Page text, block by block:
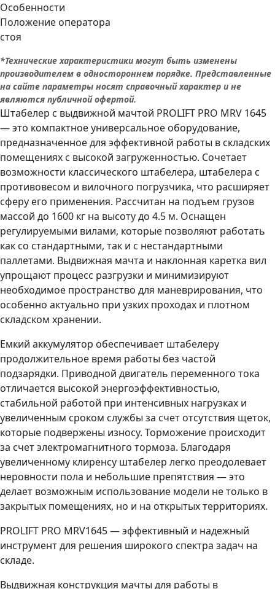
Особенности
Положение оператора
стоя
*Технические характеристики могут быть изменены
производителем в одностороннем порядке. Представленные
на сайте параметры носят справочный характер и не
являются публичной офертой.
Штабелер с выдвижной мачтой PROLIFT PRO MRV 1645
— это компактное универсальное оборудование,
предназначенное для эффективной работы в складских
помещениях с высокой загруженностью. Сочетает
возможности классического штабелера, штабелера с
противовесом и вилочного погрузчика, что расширяет
сферу его применения. Рассчитан на подъем грузов
массой до 1600 кг на высоту до 4.5 м. Оснащен
регулируемыми вилами, которые позволяют работать
как со стандартными, так и с нестандартными
паллетами. Выдвижная мачта и наклонная каретка вил
упрощают процесс разгрузки и минимизируют
необходимое пространство для маневрирования, что
особенно актуально при узких проходах и плотном
складском хранении.
Емкий аккумулятор обеспечивает штабелеру
продолжительное время работы без частой
подзарядки. Приводной двигатель переменного тока
отличается высокой энергоэффективностью,
стабильной работой при интенсивных нагрузках и
увеличенным сроком службы за счет отсутствия щеток,
которые подвержены износу. Торможение происходит
за счет электромагнитного тормоза. Благодаря
увеличенному клиренсу штабелер легко преодолевает
неровности пола и небольшие препятствия — это
делает возможным использование модели не только в
закрытых помещениях, но и на открытых территориях.
PROLIFT PRO MRV1645 — эффективный и надежный
инструмент для решения широкого спектра задач на
складе.
Выдвижная конструкция мачты для работы в